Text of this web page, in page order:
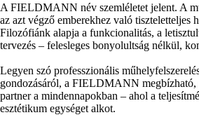
A FIELDMANN név szemléletet jelent. A
az azt végző emberekhez való tiszteletteljes
Filozófiánk alapja a funkcionalitás, a
tervezés – felesleges bonyolultság nélkül,
Legyen szó professzionális
gondozásáról, a FIELDMANN megbízható,
partner a mindennapokban – ahol a
esztétikum egységet alkot.